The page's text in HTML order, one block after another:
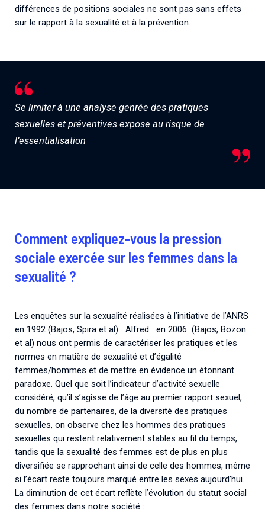
différences de positions sociales ne sont pas sans effets
sur le rapport à la sexualité et à la prévention.
Se limiter à une analyse genrée des pratiques
sexuelles et préventives expose au risque de
l’essentialisation
Comment expliquez-vous la pression
sociale exercée sur les femmes dans la
sexualité ?
Les enquêtes sur la sexualité réalisées à l’initiative de l’ANRS
en 1992 (Bajos, Spira et al) Alfred en 2006 (Bajos, Bozon
et al) nous ont permis de caractériser les pratiques et les
normes en matière de sexualité et d’égalité
femmes/hommes et de mettre en évidence un étonnant
paradoxe. Quel que soit l’indicateur d’activité sexuelle
considéré, qu’il s’agisse de l’âge au premier rapport sexuel,
du nombre de partenaires, de la diversité des pratiques
sexuelles, on observe chez les hommes des pratiques
sexuelles qui restent relativement stables au fil du temps,
tandis que la sexualité des femmes est de plus en plus
diversifiée se rapprochant ainsi de celle des hommes, même
si l’écart reste toujours marqué entre les sexes aujourd’hui.
La diminution de cet écart reflète l’évolution du statut social
des femmes dans notre société :